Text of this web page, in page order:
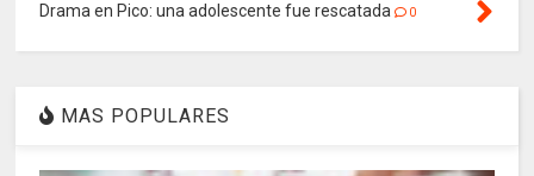
Drama en Pico: una adolescente fue rescatada 0
MAS POPULARES